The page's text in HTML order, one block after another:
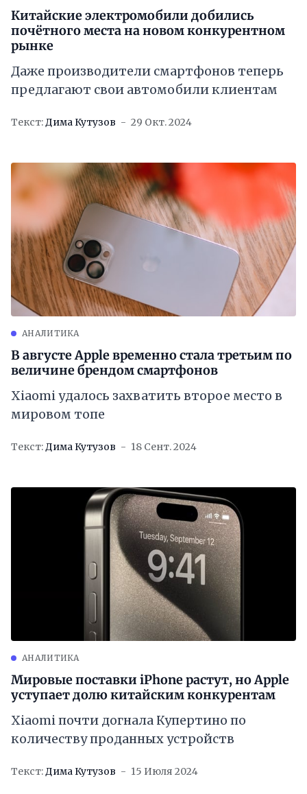
Китайские электромобили добились
почётного места на новом конкурентном
рынке
Даже производители смартфонов теперь
предлагают свои автомобили клиентам
Текст:Дима Кутузов 29 Окт. 2024
АНАЛИТИКА
В августе Apple временно стала третьим по
величине брендом смартфонов
Xiaomi удалось захватить второе место в
мировом топе
Текст:Дима Кутузов 18 Сент. 2024
АНАЛИТИКА
Мировые поставки iPhone растут, но Apple
уступает долю китайским конкурентам
Xiaomi почти догнала Купертино по
количеству проданных устройств
Текст:Дима Кутузов 15 Июля 2024